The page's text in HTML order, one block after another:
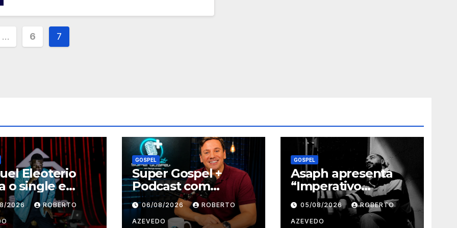
… 6 7
Eleoterio
o single e
de “Vai
2026 ROBERTO
GOSPEL
Super Gospel +
Podcast com
Rodrigo Azevedo
estreia nova
temporada e reúne
06/08/2026 ROBERTO
AZEVEDO
GOSPEL
Asaph apresenta
“Imperativo
Categórico”,
segunda música de
trabalho de seu
05/08/2026 ROBERTO
AZEVEDO